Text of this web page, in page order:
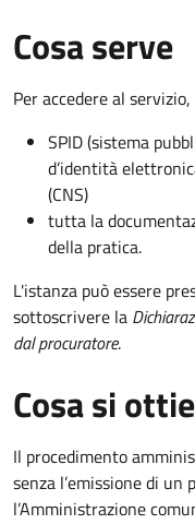
Cosa serve
Per accedere al
SPID (sistema
d’identità
(CNS)
tutta la
della pratica.
L'istanza può essere
sottoscrivere la
dal procuratore.
Cosa si
Il procedimento
senza l’emissione di
l’Amministrazione